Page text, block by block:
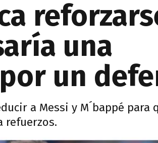
una
un
a Messi y M´bappé para
refuerzos.